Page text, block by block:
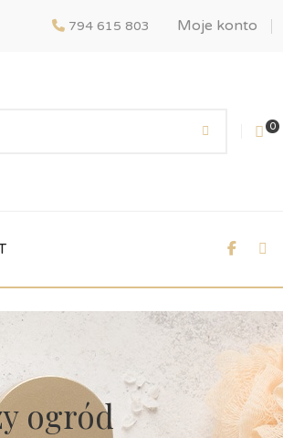
794 615 803 Moje konto
0
ogród